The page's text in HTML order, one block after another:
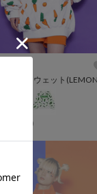
(税込)